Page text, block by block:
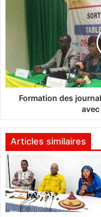
R
e
d
s
A
r
i
c
o
n
s
j
u
r
n
l
i
s
Formation des
Articles similaires